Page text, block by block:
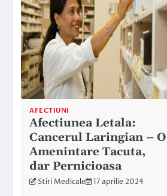
AFECTIUNI
Afectiunea Letala:
Cancerul Laringian – O
Amenintare Tacuta,
dar Pernicioasa
Stiri Medicale 17 aprilie 2024